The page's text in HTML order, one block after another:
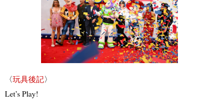
〈玩具後記〉
Let’s Play!